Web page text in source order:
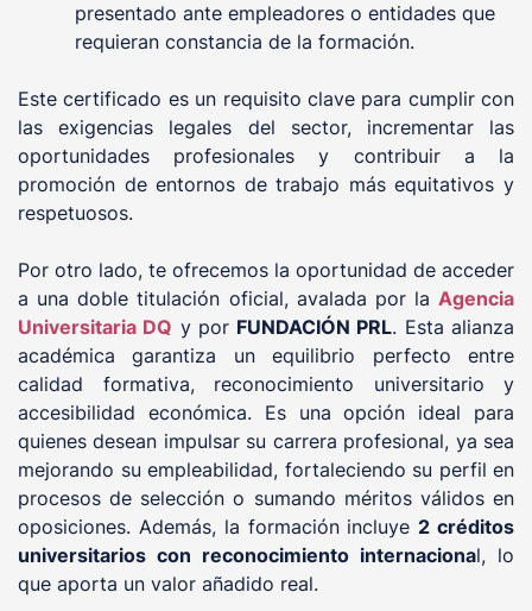
presentado ante empleadores o entidades que
requieran constancia de la formación.
Este certificado es un requisito clave para cumplir con
las exigencias legales del sector, incrementar las
oportunidades profesionales y contribuir a la
promoción de entornos de trabajo más equitativos y
respetuosos.
Por otro lado, te ofrecemos la oportunidad de acceder
a una doble titulación oficial, avalada por la Agencia
Universitaria DQ y por FUNDACIÓN PRL. Esta alianza
académica garantiza un equilibrio perfecto entre
calidad formativa, reconocimiento universitario y
accesibilidad económica. Es una opción ideal para
quienes desean impulsar su carrera profesional, ya sea
mejorando su empleabilidad, fortaleciendo su perfil en
procesos de selección o sumando méritos válidos en
oposiciones. Además, la formación incluye2 créditos
universitarios con reconocimiento internacional, lo
que aporta un valor añadido real.